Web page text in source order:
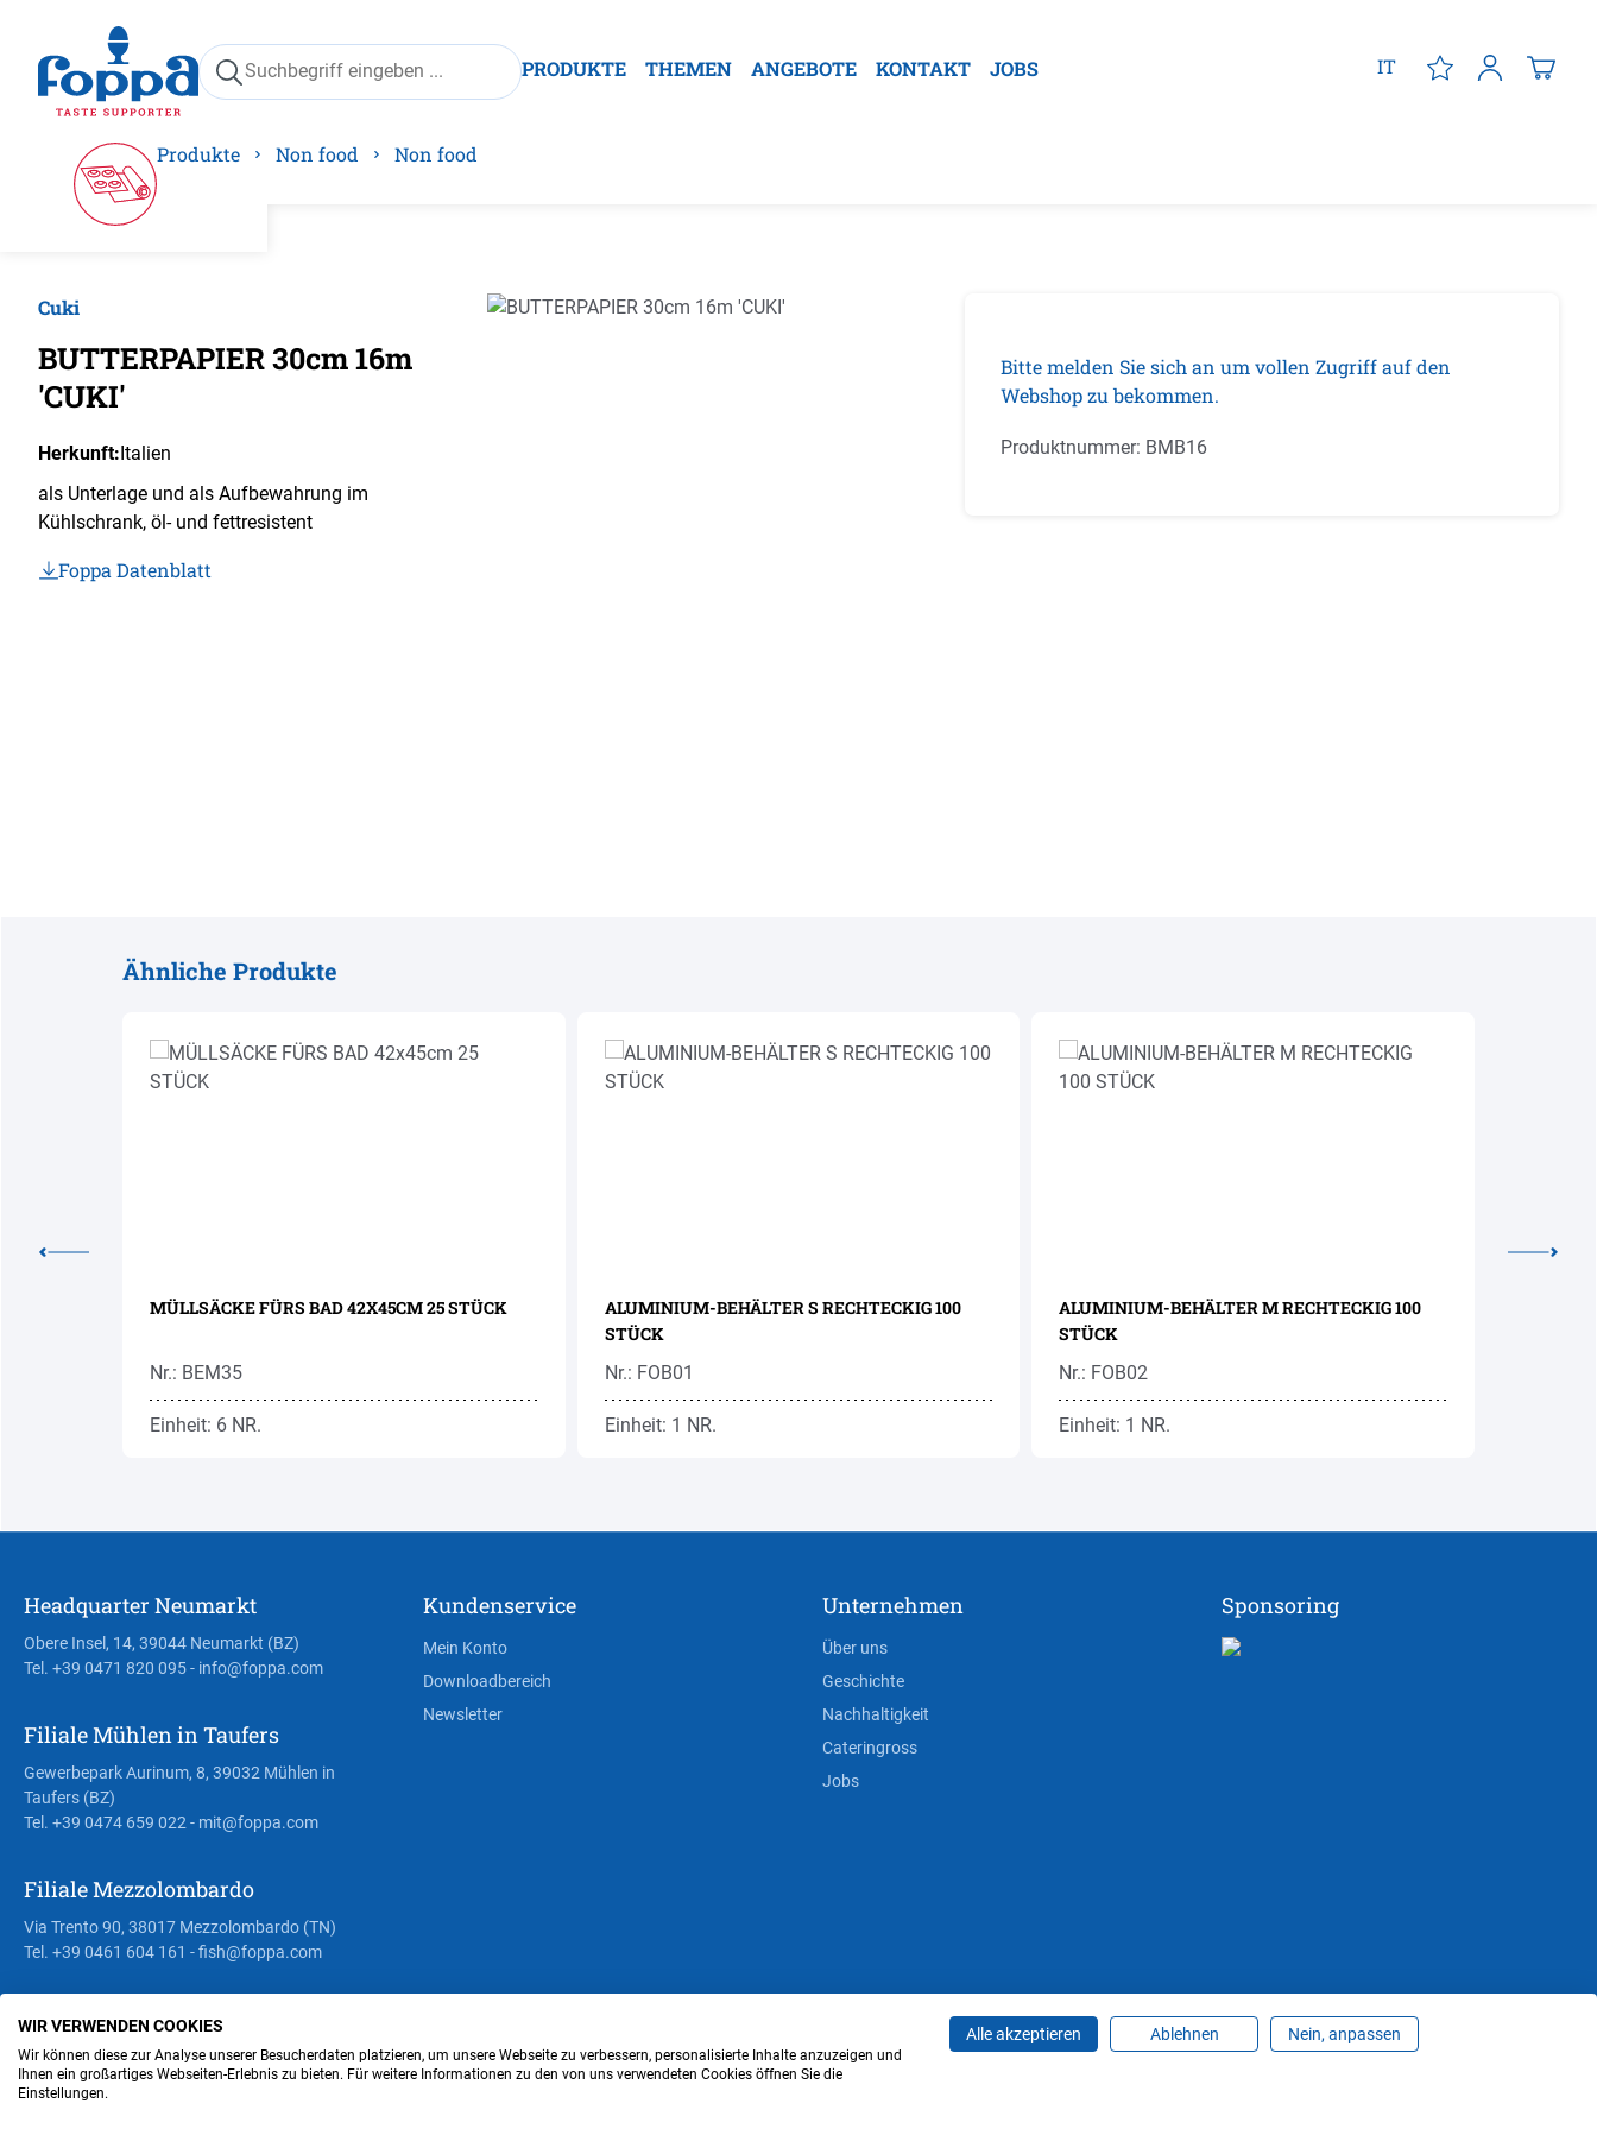
Zur Hauptnavigation springen
PRODUKTE THEMEN ANGEBOTE KONTAKT JOBS IT
Produkte Non food Non food
Cuki
BUTTERPAPIER 30cm 16m
'CUKI'
Herkunft:Italien
als Unterlage und als Aufbewahrung im
Kühlschrank, öl- und fettresistent
Foppa Datenblatt
Bildergalerie überspringen
Bitte melden Sie sich an um vollen Zugriff auf den
Webshop zu bekommen.
Produktnummer: BMB16
Ähnliche Produkte
MÜLLSÄCKE FÜRS BAD 42X45CM 25 STÜCK
Nr.: BEM35
Einheit: 6 NR.
ALUMINIUM-BEHÄLTER S RECHTECKIG 100
STÜCK
Nr.: FOB01
Einheit: 1 NR.
ALUMINIUM-BEHÄLTER M RECHTECKIG 100
STÜCK
Nr.: FOB02
Einheit: 1 NR.
Headquarter Neumarkt
Obere Insel, 14, 39044 Neumarkt (BZ)
Tel. +39 0471 820 095- info@foppa.com
Filiale Mühlen in Taufers
Gewerbepark Aurinum, 8, 39032 Mühlen in
Taufers (BZ)
Tel. +39 0474 659 022 - mit@foppa.com
Filiale Mezzolombardo
Via Trento 90, 38017 Mezzolombardo (TN)
Tel. +39 0461 604 161 - fish@foppa.com
Kundenservice
Mein Konto
Downloadbereich
Newsletter
Unternehmen
Über uns
Geschichte
Nachhaltigkeit
Cateringross
Jobs
Sponsoring
Steuer- und MwSt.- Nr. IT00676670219 AGB Privacy Policy Impressum
Cookie-Einstellungen ändern
WIR VERWENDEN COOKIES
Wir können diese zur Analyse unserer Besucherdaten platzieren, um unsere Webseite zu verbessern, personalisierte Inhalte anzuzeigen und
Ihnen ein großartiges Webseiten-Erlebnis zu bieten. Für weitere Informationen zu den von uns verwendeten Cookies öffnen Sie die
Einstellungen.
Alle akzeptieren Ablehnen Nein, anpassen